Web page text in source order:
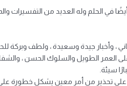
في الحلم وله العديد من التفسيرات
، وأخبار جيدة وسعيدة ، ولطف وبركة
الطويل والسلوك الحسن ، والشفاء
سيئة.
تحذير من أمر معين يشكل خطورة